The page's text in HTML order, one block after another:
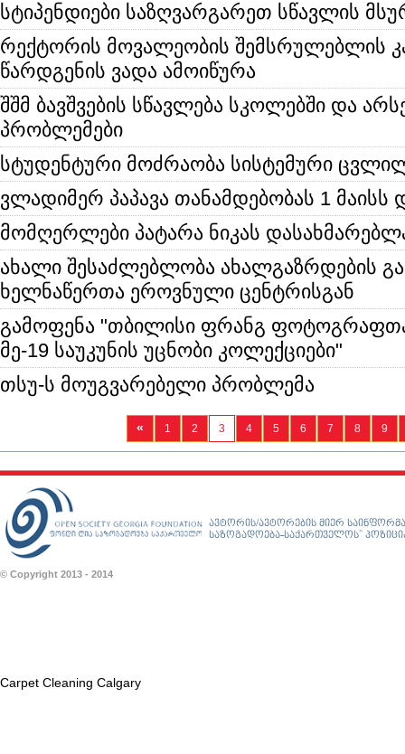
სტიპენდიები საზღვარგარეთ სწავლის
რექტორის მოვალეობის შემსრულებლის
წარდგენის ვადა ამოიწურა
შშმ ბავშვების სწავლება სკოლებში და
პრობლემები
სტუდენტური მოძრაობა სისტემური
ვლადიმერ პაპავა თანამდებობას 1 მაისს
მომღერლები პატარა ნიკას
ახალი შესაძლებლობა ახალგაზრდების
ხელნაწერთა ეროვნული ცენტრისგან
გამოფენა "თბილისი ფრანგ ფოტოგრაფთა
მე-19 საუკუნის უცნობი კოლექციები"
თსუ-ს მოუგვარებელი პრობლემა
« 1 2 3 4 5 6 7 8 9
ავტორის/ავტორების მიერ
საზოგადოება-საქართველოს”
© Copyright 2013 - 2014
Carpet Cleaning Calgary